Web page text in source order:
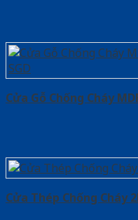
Cửa Gỗ Chống Cháy
Cửa Thép Chống Cháy